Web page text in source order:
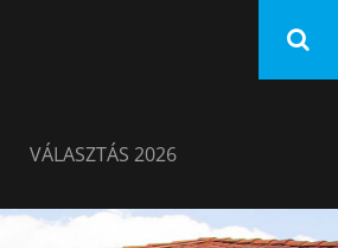
VÁLASZTÁS 2026